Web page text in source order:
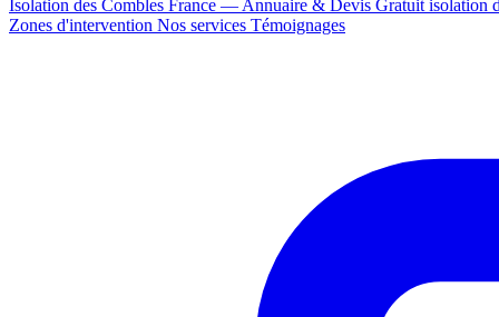
Isolation des Combles France — Annuaire & Devis Gratuit isolation
Zones d'intervention Nos services Témoignages